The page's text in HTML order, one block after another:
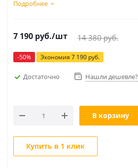
Подробнее
7 190 руб./шт 14 380руб.
-50% Экономия 7 190 руб.
Достаточно Нашли дешевле?
В корзину
Купить в 1 клик